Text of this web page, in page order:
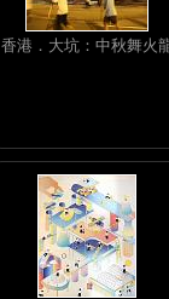
香港．大坑：中秋舞火